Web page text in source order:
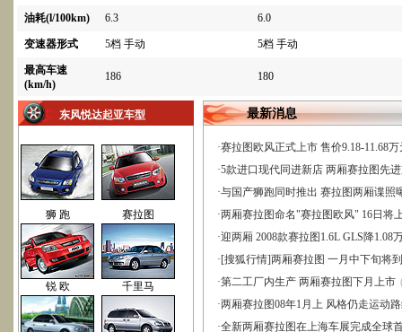
油耗(l/100km) 6.3 6.0
变速器形式 5档 手动 5档 手动
最高车速
(km/h)
186 180
东风悦达起亚车型
狮 跑 赛拉图
锐 欧 千里马
最新消息
·赛拉图欧风正式上市 售价9.18-11.68万
·5款进口现代同进新店 两厢赛拉图先
·与国产狮跑同时推出 赛拉图两厢谍照
·两厢赛拉图命名"赛拉图欧风" 16日将
·迎两厢 2008款赛拉图1.6L GLS降1.08
·[搜狐行情]两厢赛拉图 一月中下旬将
·第二工厂内生产 两厢赛拉图下月上市
·两厢赛拉图08年1月上 风格仍走运动
·全新两厢赛拉图在上海车展完成全球